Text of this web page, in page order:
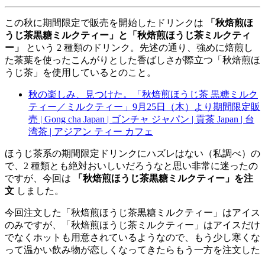
この秋に期間限定で販売を開始したドリンクは
「秋焙煎ほ
うじ茶黒糖ミルクティー」と「秋焙煎ほうじ茶ミルクティ
ー」
という 2 種類のドリンク。先述の通り、強めに焙煎し
た茶葉を使ったこんがりとした香ばしさが際立つ「秋焙煎ほ
うじ茶」を使用しているとのこと。
秋の楽しみ、見つけた。「秋焙煎ほうじ茶 黒糖ミルク
ティー／ミルクティー」9月25日（木）より期間限定販
売 | Gong cha Japan | ゴンチャ ジャパン | 貢茶 Japan | 台
湾茶 | アジアン ティー カフェ
ほうじ茶系の期間限定ドリンクにハズレはない（私調べ）の
で、2 種類とも絶対おいしいだろうなと思い非常に迷ったの
ですが、今回は
「秋焙煎ほうじ茶黒糖ミルクティー」を注
文 しました。
今回注文した「秋焙煎ほうじ茶黒糖ミルクティー」はアイス
のみですが、「秋焙煎ほうじ茶ミルクティー」はアイスだけ
でなくホットも用意されているようなので、もう少し寒くな
って温かい飲み物が恋しくなってきたらもう一方を注文した